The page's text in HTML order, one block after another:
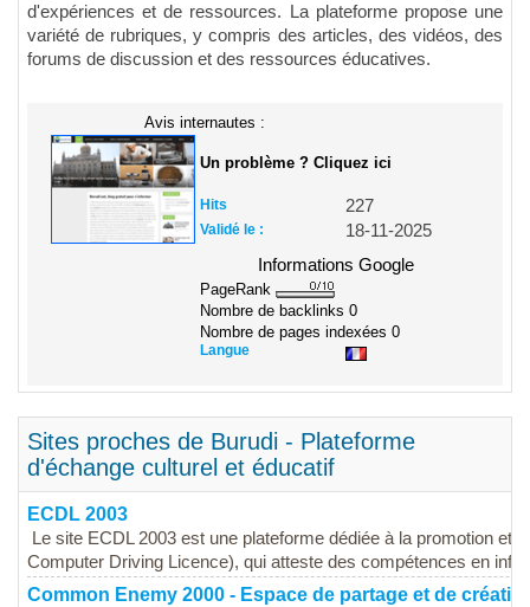
d'expériences et de ressources. La plateforme propose une
variété de rubriques, y compris des articles, des vidéos, des
forums de discussion et des ressources éducatives.
Avis internautes :
Un problème ? Cliquez ici
Hits 227
Validé le :
18-11-2025
Informations Google
PageRank
Nombre de backlinks 0
Nombre de pages indexées 0
Langue
Sites proches de Burudi - Plateforme
d'échange culturel et éducatif
ECDL 2003
Le site ECDL 2003 est une plateforme dédiée à la promotion et
Computer Driving Licence), qui atteste des compétences en
Common Enemy 2000 - Espace de partage et de